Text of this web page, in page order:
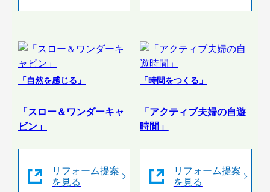
「自然を感じる」
「スロー＆ワンダーキャ
ビン」
リフォーム提案
を見る
「時間をつくる」
「アクティブ夫婦の自遊
時間」
リフォーム提案
を見る